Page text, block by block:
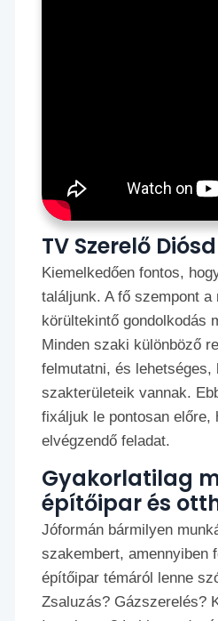
TV Szerelő
Kiemelkedően fontos,
találjunk. A fő szempont a
körültekintő gondolkodás
Minden szaki különböző
felmutatni, és lehetséges,
szakterületeik vannak.
fixáljuk le pontosan előre,
elvégzendő feladat.
Gyakorlatilag
építőipar és
Jóformán bármilyen
szakembert, amennyiben
építőipar témáról lenne
Zsaluzás? Gázszerelés?